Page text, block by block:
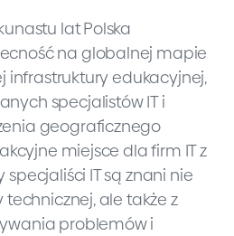
lat Polska
na globalnej mapie
infrastruktury edukacyjnej,
specjalistów IT i
geograficznego
miejsce dla firm IT z
specjaliści IT są znani nie
technicznej, ale także z
problemów i